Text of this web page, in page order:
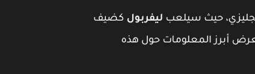
حيث سيلعب ليفربول كضيف
أبرز المعلومات حول هذه